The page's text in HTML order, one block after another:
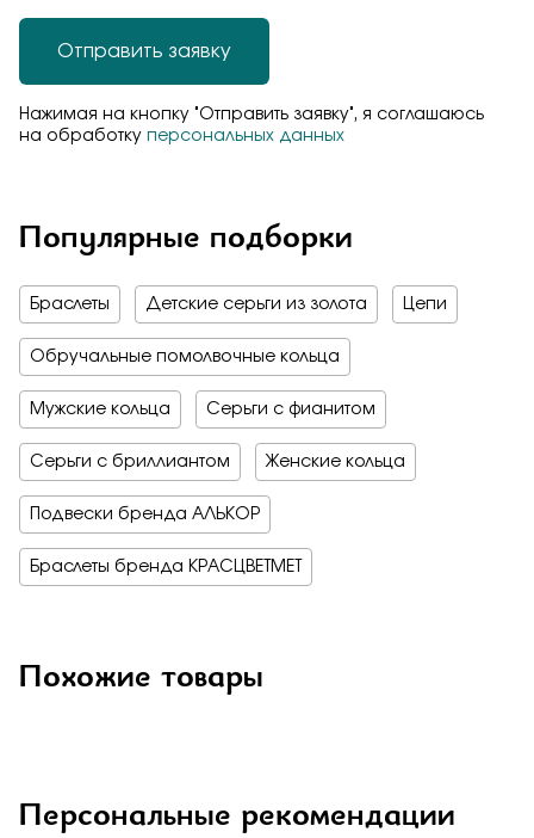
Отправить заявку
Нажимая на кнопку "Отправить заявку", я соглашаюсь
на обработку персональных данных
Популярные подборки
Браслеты Детские серьги из золота Цепи
Обручальные помолвочные кольца
Мужские кольца Серьги с фианитом
Серьги с бриллиантом Женские кольца
Подвески бренда АЛЬКОР
Браслеты бренда КРАСЦВЕТМЕТ
Похожие товары
Персональные рекомендации